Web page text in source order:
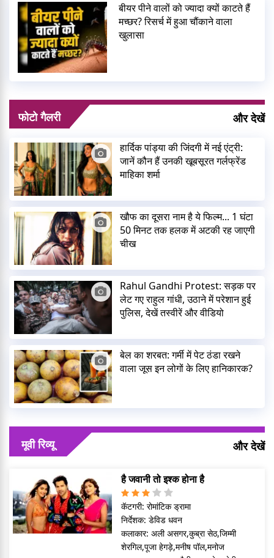
बीयर पीने वालों को ज्यादा क्यों काटते हैं
मच्छर? रिसर्च में हुआ चौंकाने वाला
खुलासा
फोटो गैलरी और देखें
हार्दिक पांड्या की जिंदगी में नई एंट्री:
जानें कौन हैं उनकी खूबसूरत गर्लफ्रेंड
माहिका शर्मा
खौफ का दूसरा नाम है ये फिल्म... 1 घंटा
50 मिनट तक हलक में अटकी रह जाएगी
चीख
Rahul Gandhi Protest: सड़क पर
लेट गए राहुल गांधी, उठाने में परेशान हुई
पुलिस, देखें तस्वीरें और वीडियो
बेल का शरबत: गर्मी में पेट ठंडा रखने
वाला जूस इन लोगों के लिए हानिकारक?
मूवी रिव्यू और देखें
है जवानी तो इश्क होना है
कॅटगरी:रोमांटिक ड्रामा
निर्देशक:डेविड धवन
कलाकार:अली असगर,कुब्रा सेठ,जिम्मी
शेरगिल,पूजा हेगड़े,मनीष पॉल,मनोज